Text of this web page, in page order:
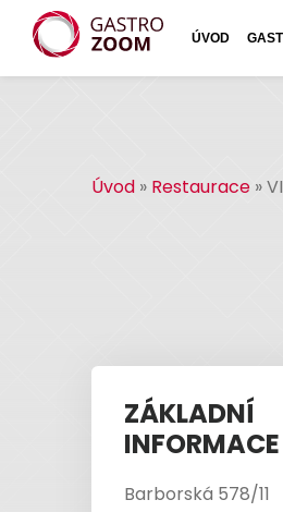
ÚVOD
Úvod » Restaurace »
ZÁKLADNÍ
INFORMACE
Barborská 578/11